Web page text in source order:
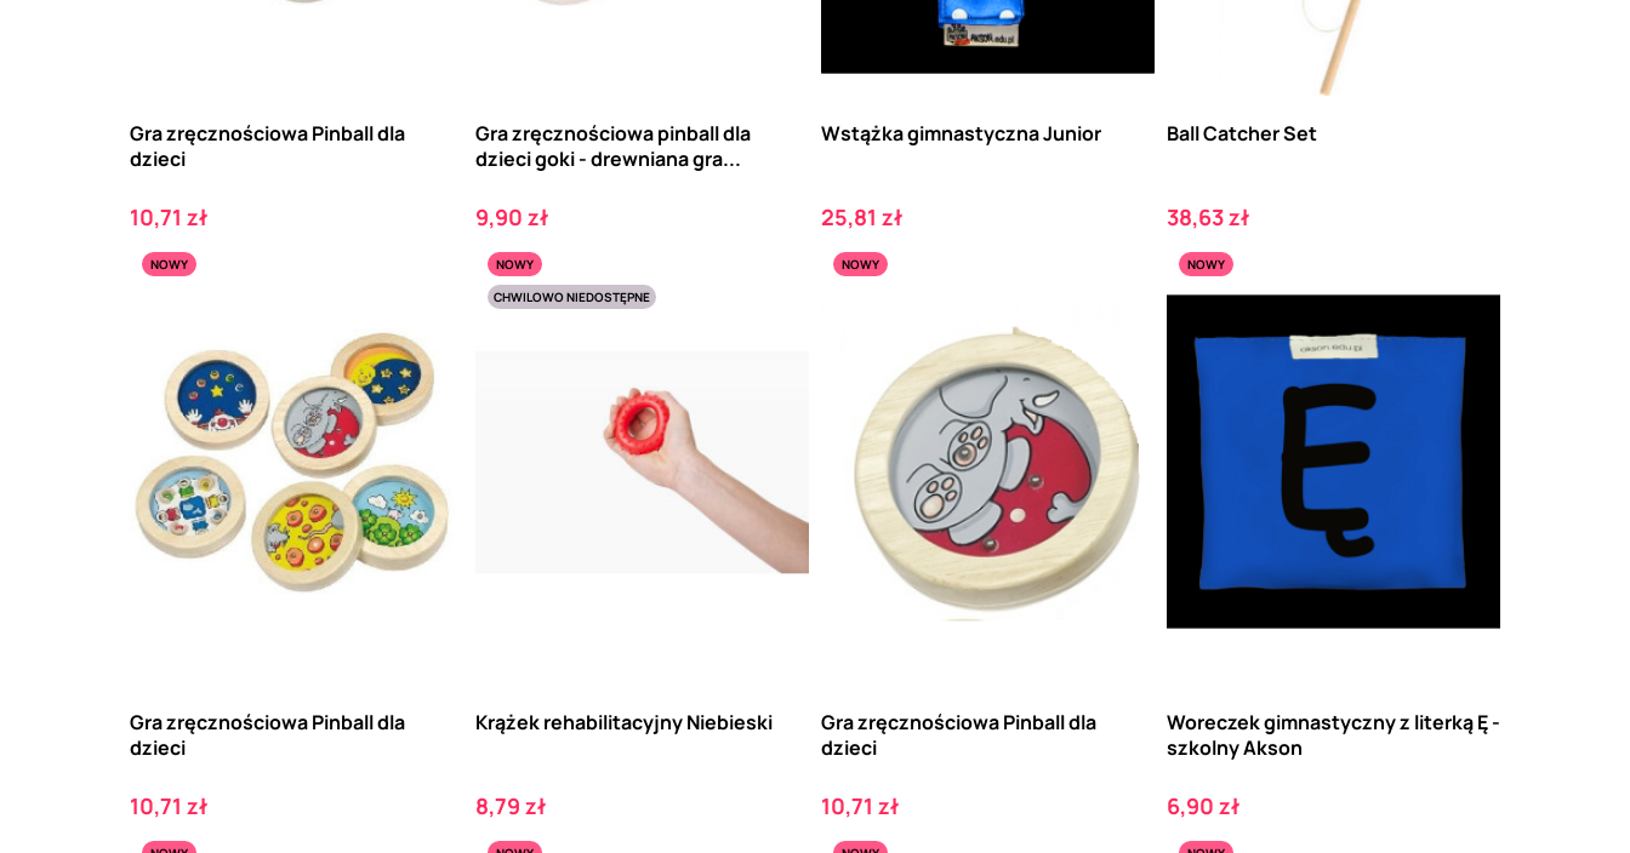
Gra zręcznościowa Pinball dla
dzieci
Cena
10,71 zł
Gra zręcznościowa pinball dla
dzieci goki - drewniana gra...
Cena
9,90 zł
Wstążka gimnastyczna Junior
Cena
25,81 zł
Ball Catcher Set
Cena
38,63 zł
NOWY
Gra zręcznościowa Pinball dla
dzieci
Cena
10,71 zł
NOWY
CHWILOWO NIEDOSTĘPNE
Krążek rehabilitacyjny Niebieski
Cena
8,79 zł
NOWY
Gra zręcznościowa Pinball dla
dzieci
Cena
10,71 zł
NOWY
Woreczek gimnastyczny z literką Ę -
szkolny Akson
Cena
6,90 zł